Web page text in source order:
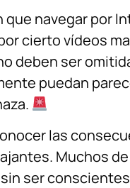
navegar por
cierto vídeos
deben ser
puedan
las
Muchos
ser